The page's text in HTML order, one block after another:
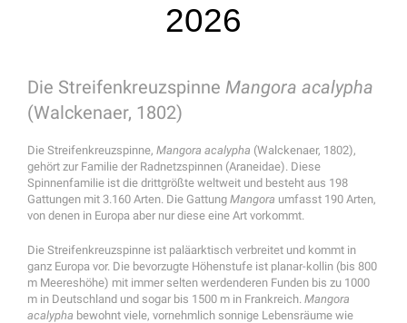
2026
Die Streifenkreuzspinne Mangora acalypha
(Walckenaer, 1802)
Die Streifenkreuzspinne, Mangora acalypha (Walckenaer, 1802),
gehört zur Familie der Radnetzspinnen (Araneidae). Diese
Spinnenfamilie ist die drittgrößte weltweit und besteht aus 198
Gattungen mit 3.160 Arten. Die Gattung Mangora umfasst 190 Arten,
von denen in Europa aber nur diese eine Art vorkommt.
Die Streifenkreuzspinne ist paläarktisch verbreitet und kommt in
ganz Europa vor. Die bevorzugte Höhenstufe ist planar-kollin (bis 800
m Meereshöhe) mit immer selten werdenderen Funden bis zu 1000
m in Deutschland und sogar bis 1500 m in Frankreich. Mangora
acalypha bewohnt viele, vornehmlich sonnige Lebensräume wie